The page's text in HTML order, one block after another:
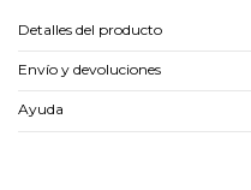
Detalles del producto
Envío y devoluciones
Ayuda